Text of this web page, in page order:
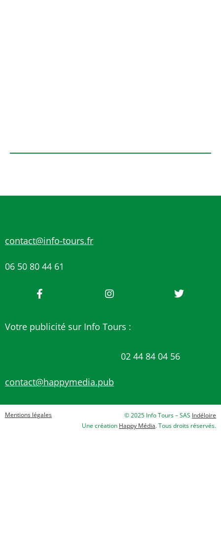
contact@info-tours.fr
06 50 80 44 61
Votre publicité sur Info Tours :
02 44 84 04 56
contact@happymedia.pub
Mentions légales © 2025 Info Tours – SAS Indéloire
Une création Happy Média. Tous droits réservés.